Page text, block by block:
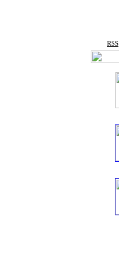
RSS